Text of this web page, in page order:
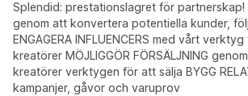
Splendid: prestationslagret för partnerskap!
genom att konvertera potentiella kunder,
ENGAGERA INFLUENCERS med vårt
kreatörer MÖJLIGGÖR FÖRSÄLJNING
kreatörer verktygen för att sälja BYGG
kampanjer, gåvor och varuprov